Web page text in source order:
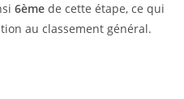
6ème de cette étape, ce qui
au classement général.